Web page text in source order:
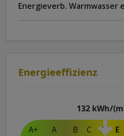
Energieverb. Warmwasser
Energieeffizienz
A+ A B C D E
132 kWh/